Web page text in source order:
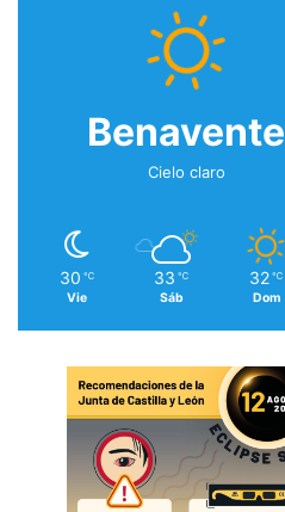
Benavente
Cielo claro
30 ℃
Vie
33 ℃
Sáb
32 ℃
Dom